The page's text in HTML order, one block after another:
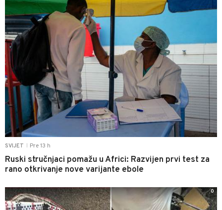
SVIJET Pre 13 h
Ruski stručnjaci pomažu u Africi: Razvijen prvi test za
rano otkrivanje nove varijante ebole
0